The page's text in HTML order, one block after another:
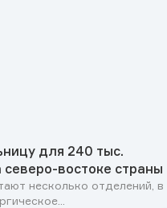
для 240 тыс.
востоке страны
несколько отделений, в